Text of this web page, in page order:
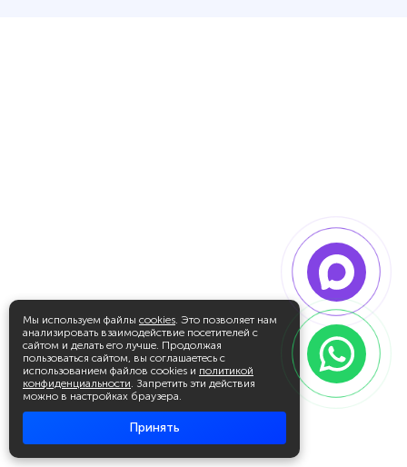
Мы используем файлы cookies. Это позволяет нам
анализировать взаимодействие посетителей с
сайтом и делать его лучше. Продолжая
пользоваться сайтом, вы соглашаетесь с
использованием файлов cookies и политикой
конфиденциальности. Запретить эти действия
можно в настройках браузера.
Принять